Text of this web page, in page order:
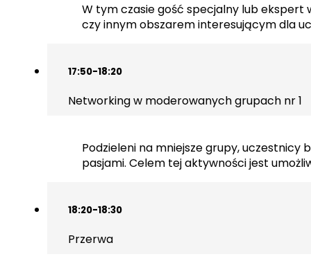
W tym czasie gość specjalny lub
czy innym obszarem interesującym dla
17:50-18:20
Networking w moderowanych grupach nr 1
Podzieleni na mniejsze grupy,
pasjami. Celem tej aktywności jest
18:20-18:30
Przerwa